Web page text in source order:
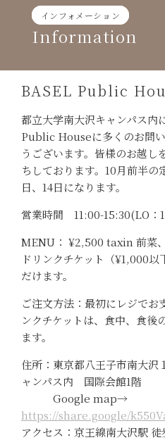
content
インフォメーション
Information
BASEL Public
都立大学南大沢キャンパス内
Public Houseに多くのお問
うございます。皆様のお越し
ちしております。10月前半の
日、14日になります。
営業時間 11:00-15:30(LO：
MENU： ¥2,500 taxin 前菜
ドリンクチケット（¥1,000
だけます。
ご注文方法：最初にレジでお
ンクチケットは、食中、食後
ます。
住所：東京都八王子市南大沢
ャンパス内 国際会館1階
Google map→
https://share.google/
アクセス：京王線南大沢駅 徒